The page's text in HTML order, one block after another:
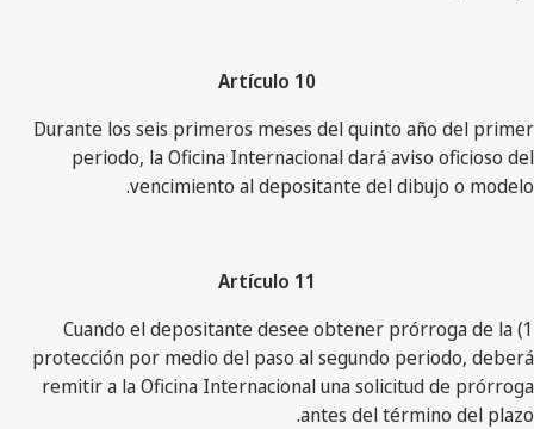
Artículo 10
Durante los seis primeros meses del quinto año del primer
periodo, la Oficina Internacional dará aviso oficioso del
vencimiento al depositante del dibujo o modelo.
Artículo 11
1) Cuando el depositante desee obtener prórroga de la
protección por medio del paso al segundo periodo, deberá
remitir a la Oficina Internacional una solicitud de prórroga
antes del término del plazo.